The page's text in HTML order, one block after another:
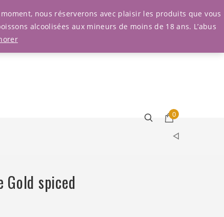
Connexion
0
Gold spiced
nous réserverons avec plaisir les produits que vous
alcoolisées aux mineurs de moins de 18 ans. L’abus